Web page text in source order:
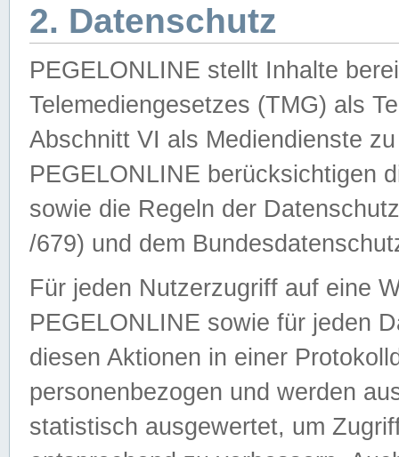
2. Datenschutz
PEGELONLINE stellt Inhalte
Telemediengesetzes (TMG) als
Abschnitt VI als Mediendienste
PEGELONLINE berücksichtigen
sowie die Regeln der
/679) und dem
Für jeden Nutzerzugriff auf eine
PEGELONLINE sowie für jeden
diesen Aktionen in einer
personenbezogen und werden
statistisch ausgewertet, um